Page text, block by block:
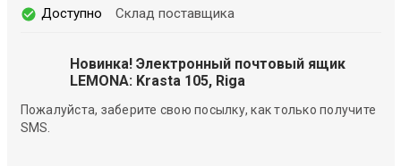
Доступно Склад поставщика
Новинка! Электронный почтовый ящик
LEMONA: Krasta 105, Riga
Пожалуйста, заберите свою посылку, как только получите
SMS.